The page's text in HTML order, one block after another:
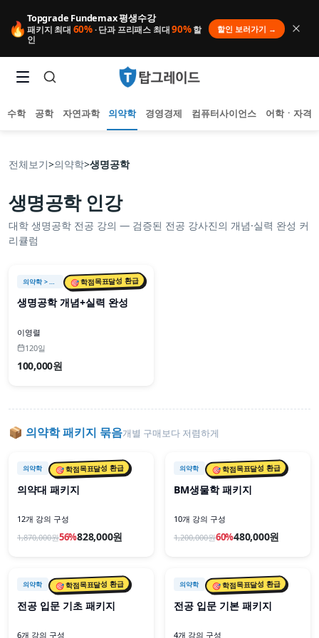
🔥
Topgrade Fundemax 평생수강
패키지 최대 60% · 단과 프리패스 최대90%할
인
할인 보러가기 →
인기 검색어
아직 집계된 인기 검색어가 없습니다.
추천 검색어
최근 검색어
최근 검색 내역이 없습니다.
수학 공학 자연과학 의약학 경영경제 컴퓨터사이언스 어학ㆍ자격
전체보기>의약학>생명공학
생명공학인강
대학 생명공학 전공 강의 — 검증된 전공 강사진의 개념·실력 완성 커
리큘럼
의약학 > 생명공학 🎯 학점목표달성 환급
생명공학 개념+실력 완성
이영렬
120일
100,000원
📦 의약학패키지 묶음개별 구매보다 저렴하게
📦 패키지
의약학 🎯 학점목표달성 환급
의약대 패키지
12개 강의 구성
1,870,000원56%828,000원
📦 패키지
의약학 🎯 학점목표달성 환급
BM생물학 패키지
10개 강의 구성
1,200,000원60%480,000원
📦 패키지
의약학 🎯 학점목표달성 환급
전공 입문 기초 패키지
6개 강의 구성
📦 패키지
의약학 🎯 학점목표달성 환급
전공 입문 기본 패키지
4개 강의 구성